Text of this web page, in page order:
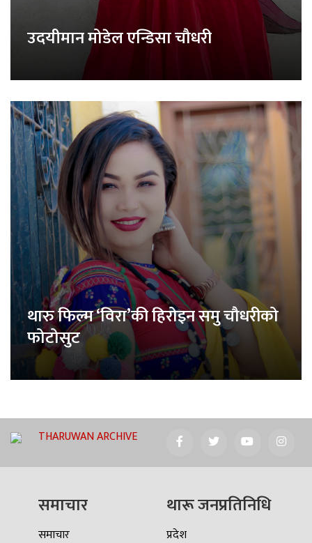
उदयीमान मोडेल एन्डिसा चौधरी
थारु फिल्म ‘विरा’की हिरोइन समु चौधरीको
फोटोसुट
THARUWAN ARCHIVE
समाचार
समाचार
थारू जनप्रतिनिधि
प्रदेश